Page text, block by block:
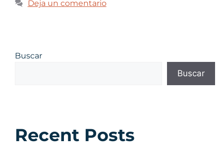
Deja un comentario
Buscar
Buscar
Recent Posts